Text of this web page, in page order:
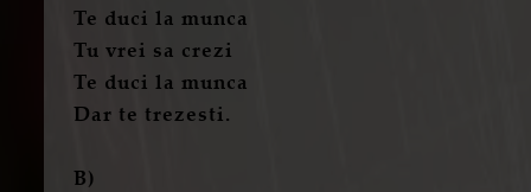
Te duci la munca
Tu vrei sa crezi
Te duci la munca
Dar te trezesti.
B)